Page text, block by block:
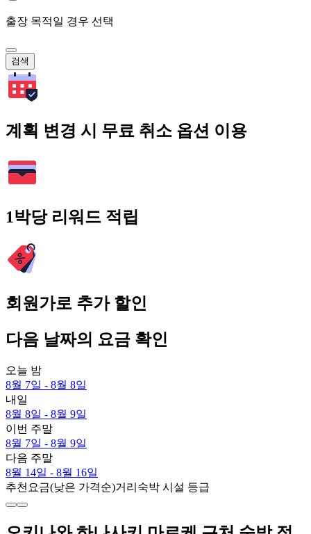
출장 목적일 경우 선택
검색
계획 변경 시 무료 취소 옵션 이용
1박당 리워드 적립
회원가로 추가 할인
다음 날짜의 요금 확인
오늘 밤
8월 7일 - 8월 8일
내일
8월 8일 - 8월 9일
이번 주말
8월 7일 - 8월 9일
다음 주말
8월 14일 - 8월 16일
추천요금(낮은 가격순)거리 숙박 시설 등급